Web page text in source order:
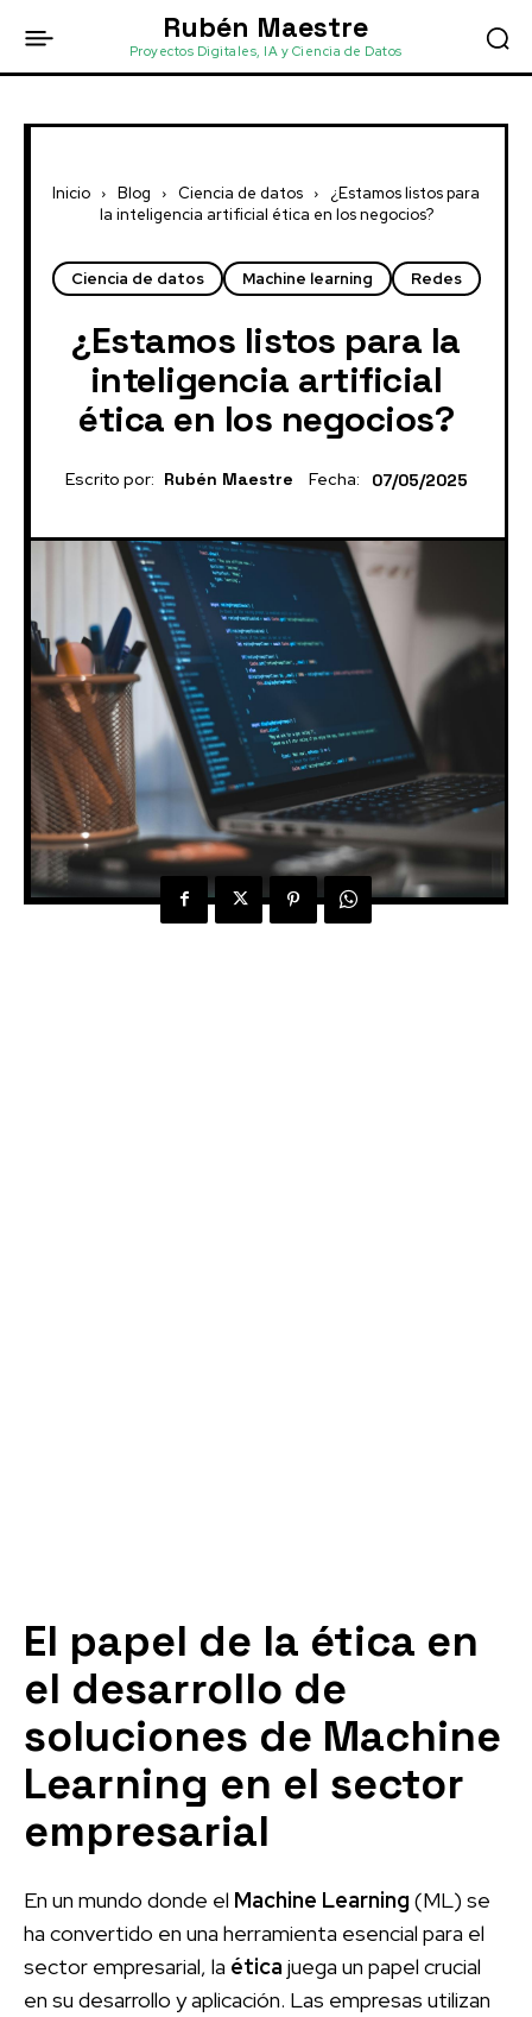
Rubén Maestre
Proyectos Digitales, IA y Ciencia de Datos
Inicio Blog Ciencia de datos
¿Estamos listos para
la inteligencia artificial ética en los negocios?
Ciencia de datos Machine learning Redes
¿Estamos listos para la
inteligencia artificial
ética en los negocios?
Escrito por: Rubén Maestre Fecha: 07/05/2025
El papel de la ética en
el desarrollo de
soluciones de Machine
Learning en el sector
empresarial
En un mundo donde el Machine Learning (ML) se
ha convertido en una herramienta esencial para el
sector empresarial, la ética juega un papel crucial
en su desarrollo y aplicación. Las empresas utilizan